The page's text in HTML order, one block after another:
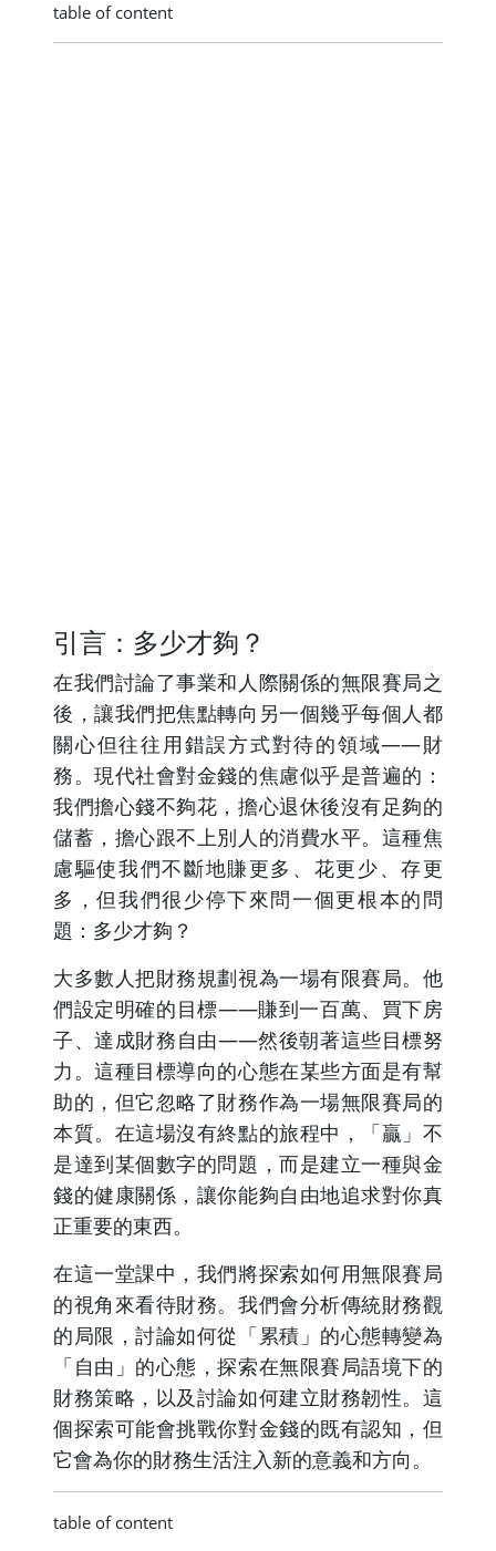
table of content
引言：多少才夠？
在我們討論了事業和人際關係的無限賽局之
後，讓我們把焦點轉向另一個幾乎每個人都
關心但往往用錯誤方式對待的領域——財
務。現代社會對金錢的焦慮似乎是普遍的：
我們擔心錢不夠花，擔心退休後沒有足夠的
儲蓄，擔心跟不上別人的消費水平。這種焦
慮驅使我們不斷地賺更多、花更少、存更
多，但我們很少停下來問一個更根本的問
題：多少才夠？
大多數人把財務規劃視為一場有限賽局。他
們設定明確的目標——賺到一百萬、買下房
子、達成財務自由——然後朝著這些目標努
力。這種目標導向的心態在某些方面是有幫
助的，但它忽略了財務作為一場無限賽局的
本質。在這場沒有終點的旅程中，「贏」不
是達到某個數字的問題，而是建立一種與金
錢的健康關係，讓你能夠自由地追求對你真
正重要的東西。
在這一堂課中，我們將探索如何用無限賽局
的視角來看待財務。我們會分析傳統財務觀
的局限，討論如何從「累積」的心態轉變為
「自由」的心態，探索在無限賽局語境下的
財務策略，以及討論如何建立財務韌性。這
個探索可能會挑戰你對金錢的既有認知，但
它會為你的財務生活注入新的意義和方向。
table of content